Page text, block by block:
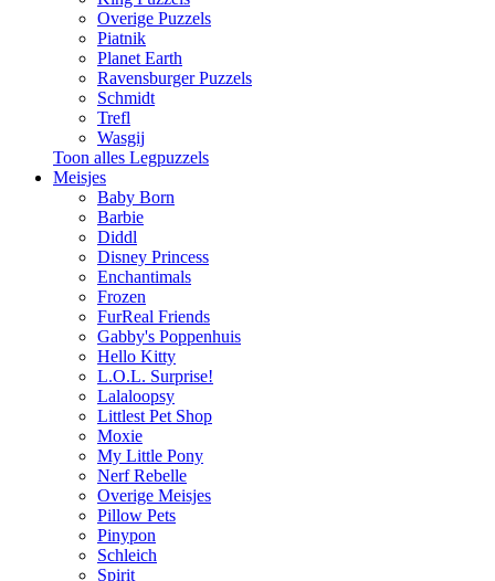
Overige Puzzels
Piatnik
Planet Earth
Ravensburger Puzzels
Schmidt
Trefl
Wasgij
Toon alles Legpuzzels
Meisjes
Baby Born
Barbie
Diddl
Disney Princess
Enchantimals
Frozen
FurReal Friends
Gabby's Poppenhuis
Hello Kitty
L.O.L. Surprise!
Lalaloopsy
Littlest Pet Shop
Moxie
My Little Pony
Nerf Rebelle
Overige Meisjes
Pillow Pets
Pinypon
Schleich
Spirit